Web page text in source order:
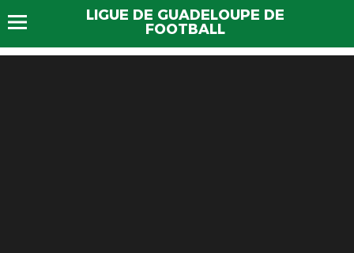
LIGUE DE GUADELOUPE DE
FOOTBALL